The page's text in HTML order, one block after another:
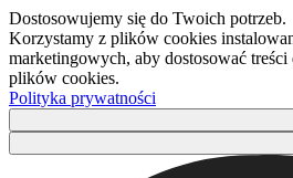
Dostosowujemy się do Twoich potrzeb.
Korzystamy z plików cookies
marketingowych, aby dostosować
plików cookies.
Polityka prywatności